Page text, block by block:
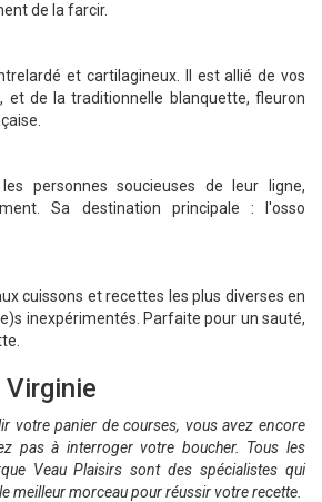
de la farcir.
et cartilagineux. Il est allié de vos
et de la traditionnelle blanquette, fleuron
personnes soucieuses de leur ligne,
Sa destination principale : l'osso
cuissons et recettes les plus diverses en
inexpérimentés. Parfaite pour un sauté,
votre panier de courses, vous avez encore
pas à interroger votre boucher. Tous les
Veau Plaisirs sont des spécialistes qui
meilleur morceau pour réussir votre recette.